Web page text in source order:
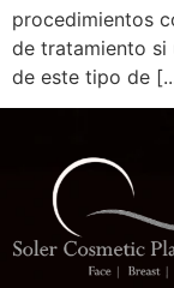
procedimientos
de tratamiento si
de este tipo de